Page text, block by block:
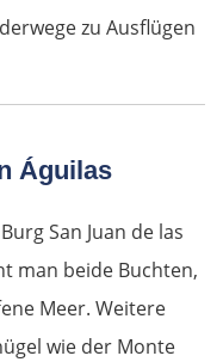
zu Ausflügen
Águilas
San Juan de las
man beide Buchten,
Meer. Weitere
wie der Monte